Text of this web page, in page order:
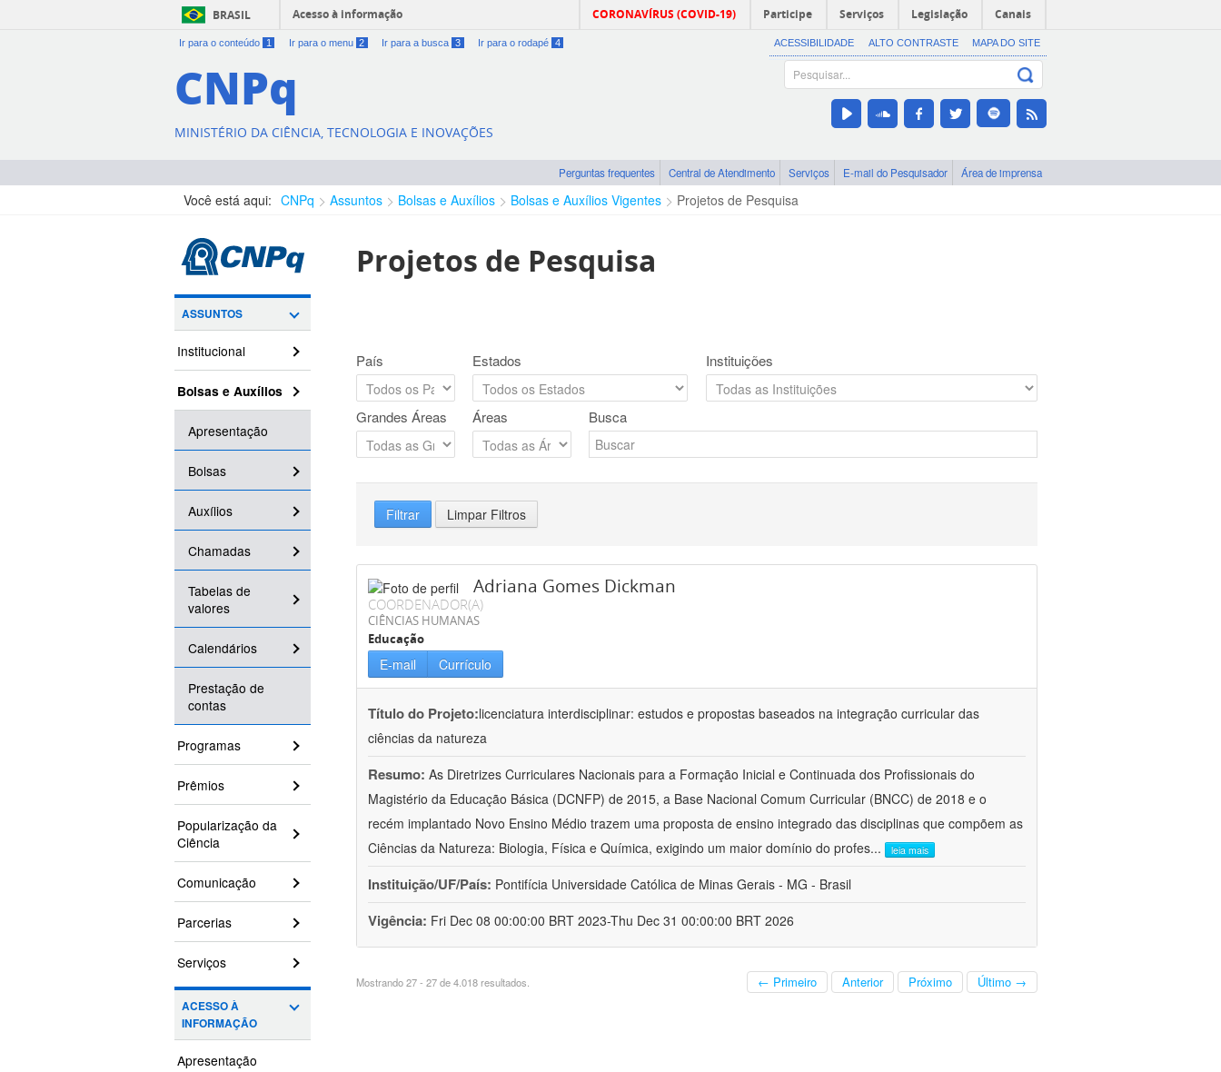
BRASIL Acesso à informação CORONAVÍRUS (COVID-19) Participe Serviços Legislação Canais
Ir para o conteúdo 1 Ir para o menu 2 Ir para a busca 3 Ir para o rodapé 4 ACESSIBILIDADE ALTO CONTRASTE MAPA DO SITE
CNPq
MINISTÉRIO DA CIÊNCIA, TECNOLOGIA E INOVAÇÕES
Perguntas frequentes Central de Atendimento Serviços E-mail do Pesquisador Área de imprensa
Você está aqui: CNPq Assuntos Bolsas e Auxílios Bolsas e Auxílios Vigentes Projetos de Pesquisa
ASSUNTOS
Institucional
Bolsas e Auxílios
Apresentação
Bolsas
Auxílios
Chamadas
Tabelas de
valores
Calendários
Prestação de
contas
Programas
Prêmios
Popularização da
Ciência
Comunicação
Parcerias
Serviços
ACESSO À
INFORMAÇÃO
Apresentação
Projetos de Pesquisa
País Estados Instituições
Grandes Áreas Áreas Busca
Filtrar Limpar Filtros
Adriana Gomes Dickman
COORDENADOR(A)
CIÊNCIAS HUMANAS
Educação
E-mail Currículo
Título do Projeto:licenciatura interdisciplinar: estudos e propostas baseados na integração curricular das
ciências da natureza
Resumo: As Diretrizes Curriculares Nacionais para a Formação Inicial e Continuada dos Profissionais do
Magistério da Educação Básica (DCNFP) de 2015, a Base Nacional Comum Curricular (BNCC) de 2018 e o
recém implantado Novo Ensino Médio trazem uma proposta de ensino integrado das disciplinas que compõem as
Ciências da Natureza: Biologia, Física e Química, exigindo um maior domínio do profes... leia mais
Instituição/UF/País: Pontifícia Universidade Católica de Minas Gerais - MG - Brasil
Vigência: Fri Dec 08 00:00:00 BRT 2023-Thu Dec 31 00:00:00 BRT 2026
Mostrando 27 - 27 de 4.018 resultados. ← Primeiro Anterior Próximo Último →